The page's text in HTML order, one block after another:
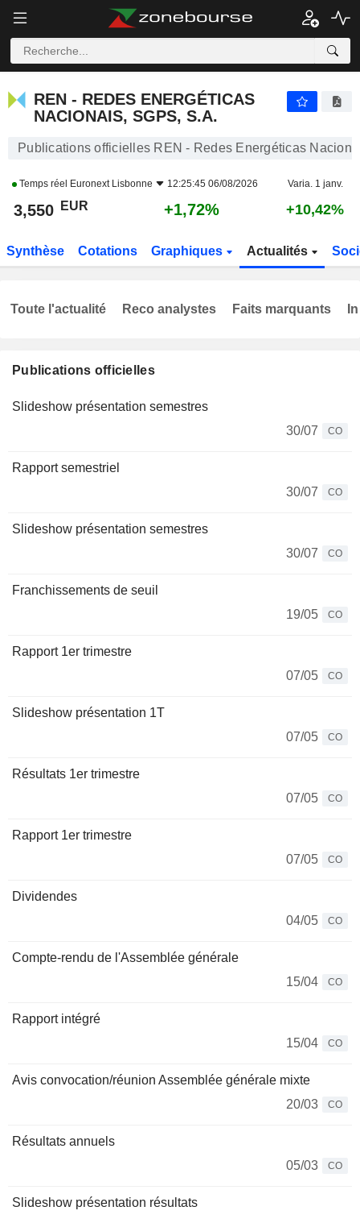
REN - REDES ENERGÉTICAS
NACIONAIS, SGPS, S.A.
Publications officielles REN - Redes Energéticas
Temps réel Euronext Lisbonne 12:25:45 06/08/2026 Varia. 1 janv.
3,550 EUR +1,72% +10,42%
Synthèse Cotations Graphiques Actualités
Publications officielles
Slideshow présentation semestres
30/07
CO
Rapport semestriel
30/07
CO
Slideshow présentation semestres
30/07
CO
Franchissements de seuil
19/05
CO
Rapport 1er trimestre
07/05
CO
Slideshow présentation 1T
07/05
CO
Résultats 1er trimestre
07/05
CO
Rapport 1er trimestre
07/05
CO
Dividendes
04/05
CO
Compte-rendu de l'Assemblée générale
15/04
CO
Rapport intégré
15/04
CO
Avis convocation/réunion Assemblée générale mixte
20/03
CO
Résultats annuels
05/03
CO
Slideshow présentation résultats
Toute l'actualité Reco analystes Faits marquants